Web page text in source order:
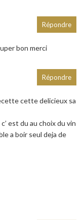
bon merci
Répondre
cette delicieux sa
est du au choix du vin
a boir seul deja de
Répondre